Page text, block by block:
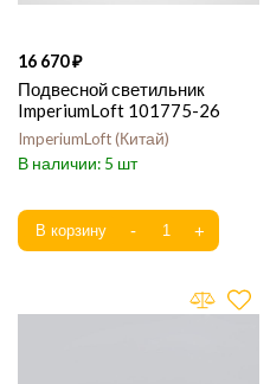
16 670
Подвесной светильник
ImperiumLoft 101775-26
ImperiumLoft Китай
5